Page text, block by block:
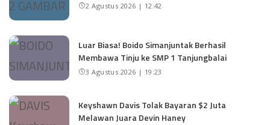
2 Agustus 2026 | 12:42
Luar Biasa! Boido Simanjuntak Berhasil
Membawa Tinju ke SMP 1 Tanjungbalai
3 Agustus 2026 | 19:23
Keyshawn Davis Tolak Bayaran $2 Juta
Melawan Juara Devin Haney